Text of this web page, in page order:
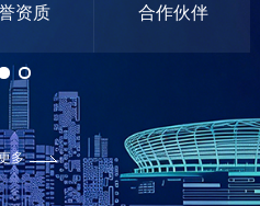
资质 合作伙伴
多